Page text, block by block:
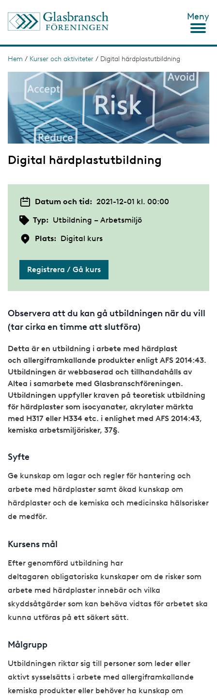
Meny
L
n
k
g
Hem / Kurser och aktiviteter / Digital härdplastutbildning
a
g
e
Digital härdplastutbildning
Datum och tid: 2021-12-01 kl. 00:00
Typ: Utbildning – Arbetsmiljö
Plats: Digital kurs
Registrera / Gå kurs
Observera att du kan gå utbildningen när du vill
(tar cirka en timme att slutföra)
Detta är en utbildning i arbete med härdplast
och allergiframkallande produkter enligt AFS 2014:43.
Utbildningen är webbaserad och tillhandahålls av
Altea i samarbete med Glasbranschföreningen.
Utbildningen uppfyller kraven på teoretisk utbildning
för härdplaster som isocyanater, akrylater märkta
med H317 eller H334 etc. i enlighet med AFS 2014:43,
kemiska arbetsmiljörisker, 37§.
Syfte
Ge kunskap om lagar och regler för hantering och
arbete med härdplaster samt ökad kunskap om
härdplaster och de kemiska och medicinska hälsorisker
de medför.
Kursens mål
Efter genomförd utbildning har
deltagaren obligatoriska kunskaper om de risker som
arbete med härdplaster innebär och vilka
skyddsåtgärder som kan behöva vidtas för arbetet ska
kunna utföras på ett säkert sätt.
Målgrupp
Utbildningen riktar sig till personer som leder eller
aktivt sysselsätts i arbete med allergiframkallande
kemiska produkter eller behöver ha kunskap om